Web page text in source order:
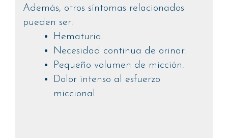
Además, otros síntomas relacionados
pueden ser:
Hematuria.
Necesidad continua de orinar.
Pequeño volumen de micción.
Dolor intenso al esfuerzo
miccional.